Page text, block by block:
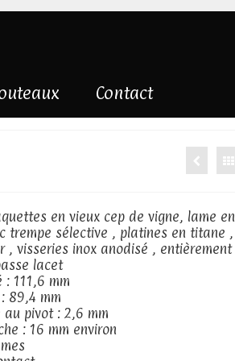
Contact
en vieux cep de vigne, lame en
trempe sélective , platines en titane ,
, visseries inox anodisé , entièrement
lacet
: 111,6 mm
89,4 mm
au pivot : 2,6 mm
: 16 mm environ